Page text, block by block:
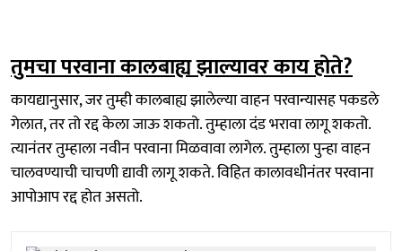
तुमचा परवाना कालबाह्य झाल्यावर काय होते?
कायद्यानुसार, जर तुम्ही कालबाह्य झालेल्या वाहन परवान्यासह पकडले
गेलात, तर तो रद्द केला जाऊ शकतो. तुम्हाला दंड भरावा लागू शकतो.
त्यानंतर तुम्हाला नवीन परवाना मिळवावा लागेल. तुम्हाला पुन्हा वाहन
चालवण्याची चाचणी द्यावी लागू शकते. विहित कालावधीनंतर परवाना
आपोआप रद्द होत असतो.